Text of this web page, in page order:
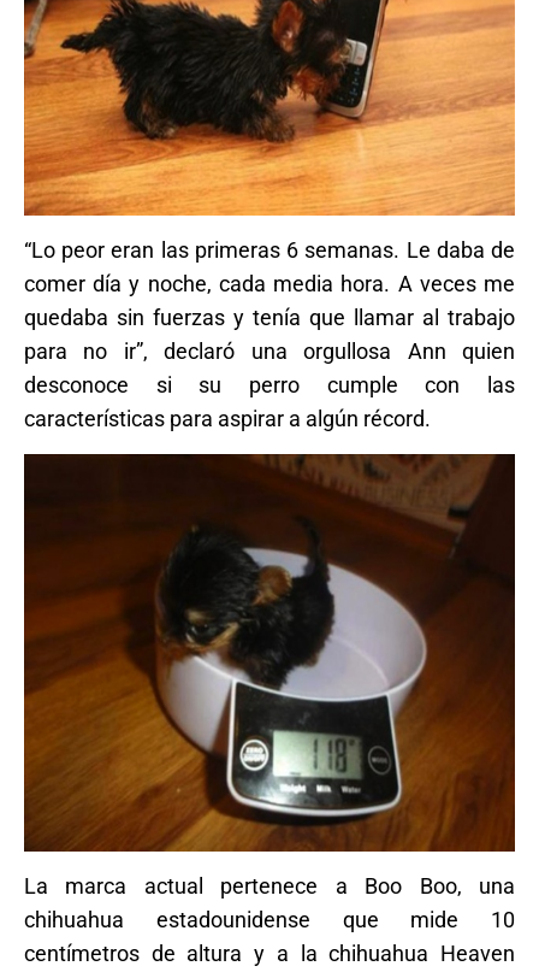
“Lo peor eran las primeras 6 semanas. Le daba de
comer día y noche, cada media hora. A veces me
quedaba sin fuerzas y tenía que llamar al trabajo
para no ir”, declaró una orgullosa Ann quien
desconoce si su perro cumple con las
características para aspirar a algún récord.
La marca actual pertenece a Boo Boo, una
chihuahua estadounidense que mide 10
centímetros de altura y a la chihuahua Heaven